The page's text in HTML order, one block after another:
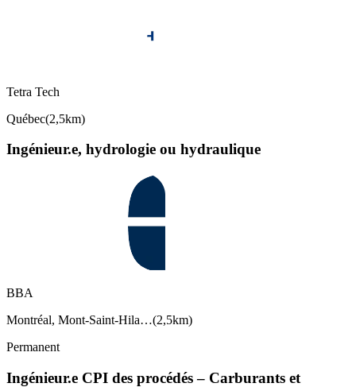
Tetra Tech
Québec(2,5km)
Ingénieur.e, hydrologie ou hydraulique
BBA
Montréal, Mont-Saint-Hila…(2,5km)
Permanent
Ingénieur.e CPI des procédés – Carburants et